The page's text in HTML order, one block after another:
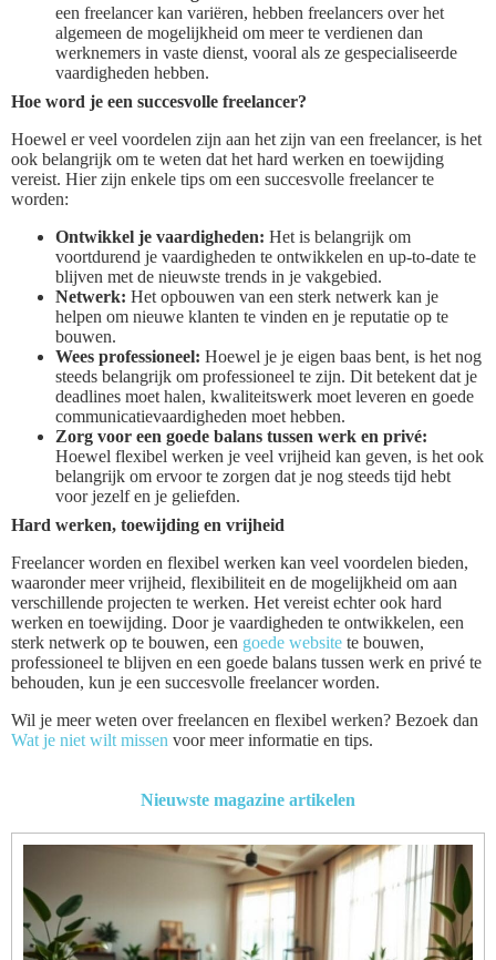
een freelancer kan variëren, hebben freelancers over het
algemeen de mogelijkheid om meer te verdienen dan
werknemers in vaste dienst, vooral als ze gespecialiseerde
vaardigheden hebben.
Hoe word je een succesvolle freelancer?
Hoewel er veel voordelen zijn aan het zijn van een freelancer, is het
ook belangrijk om te weten dat het hard werken en toewijding
vereist. Hier zijn enkele tips om een succesvolle freelancer te
worden:
Ontwikkel je vaardigheden: Het is belangrijk om
voortdurend je vaardigheden te ontwikkelen en up-to-date te
blijven met de nieuwste trends in je vakgebied.
Netwerk: Het opbouwen van een sterk netwerk kan je
helpen om nieuwe klanten te vinden en je reputatie op te
bouwen.
Wees professioneel: Hoewel je je eigen baas bent, is het nog
steeds belangrijk om professioneel te zijn. Dit betekent dat je
deadlines moet halen, kwaliteitswerk moet leveren en goede
communicatievaardigheden moet hebben.
Zorg voor een goede balans tussen werk en privé:
Hoewel flexibel werken je veel vrijheid kan geven, is het ook
belangrijk om ervoor te zorgen dat je nog steeds tijd hebt
voor jezelf en je geliefden.
Hard werken, toewijding en vrijheid
Freelancer worden en flexibel werken kan veel voordelen bieden,
waaronder meer vrijheid, flexibiliteit en de mogelijkheid om aan
verschillende projecten te werken. Het vereist echter ook hard
werken en toewijding. Door je vaardigheden te ontwikkelen, een
sterk netwerk op te bouwen, een goede website te bouwen,
professioneel te blijven en een goede balans tussen werk en privé te
behouden, kun je een succesvolle freelancer worden.
Wil je meer weten over freelancen en flexibel werken? Bezoek dan
Wat je niet wilt missen voor meer informatie en tips.
Nieuwste magazine artikelen